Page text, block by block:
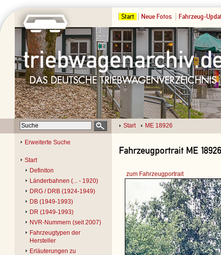
Start Neue Fotos Fahrzeug-
Start ME 18926
Erweiterte Suche
Start
Definiton
Länderbahnen (... - 1920)
DRG / DRB (1924-1949)
DB (1949-1993)
DR (1949-1993)
NVR-Nummern (seit 2007)
Fahrzeugtypen der
Hersteller
Erläuterungen zu
Fahrzeugportrait ME
zum Fahrzeugportrait